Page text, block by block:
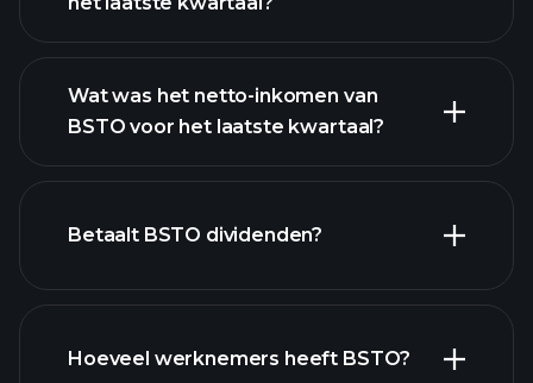
BSTO winst
Wat was het netto-inkomen van
BSTO voor het laatste kwartaal?
Betaalt BSTO dividenden?
hoog-dividend aandelen
Hoeveel werknemers heeft BSTO?